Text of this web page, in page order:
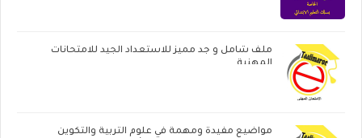
ملف شامل و جد مميز للاستعداد الجيد للامتحانات
المهنية
مواضيع مفيدة ومهمة في علوم التربية والتكوين